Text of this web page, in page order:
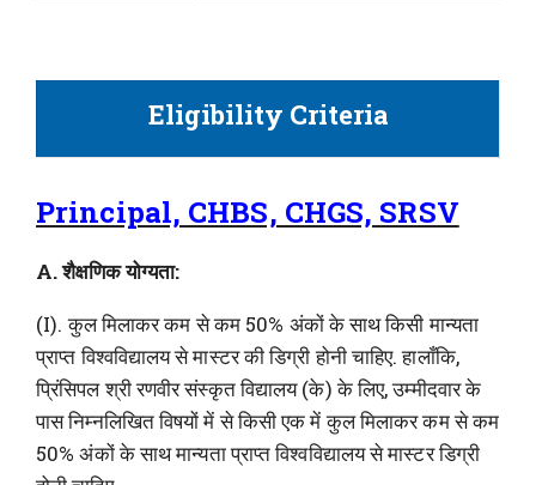
Eligibility Criteria
Principal, CHBS, CHGS, SRSV
A. शैक्षणिक योग्यता:
(I). कुल मिलाकर कम से कम 50% अंकों के साथ किसी मान्यता
प्राप्त विश्वविद्यालय से मास्टर की डिग्री होनी चाहिए. हालाँकि,
प्रिंसिपल श्री रणवीर संस्कृत विद्यालय (के) के लिए, उम्मीदवार के
पास निम्नलिखित विषयों में से किसी एक में कुल मिलाकर कम से कम
50% अंकों के साथ मान्यता प्राप्त विश्वविद्यालय से मास्टर डिग्री